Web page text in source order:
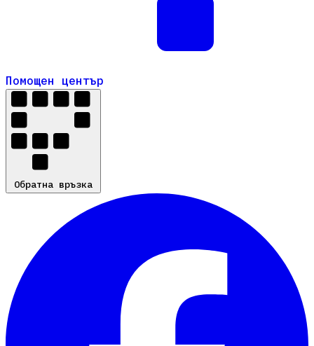
Помощен център
Помощен център
Обратна връзка
Обратна връзка